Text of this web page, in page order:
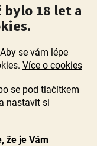
bylo 18 let a
se vám lépe
Více o cookies
se pod tlačítkem
nastavit si
že je Vám
18 LET. Pijte s